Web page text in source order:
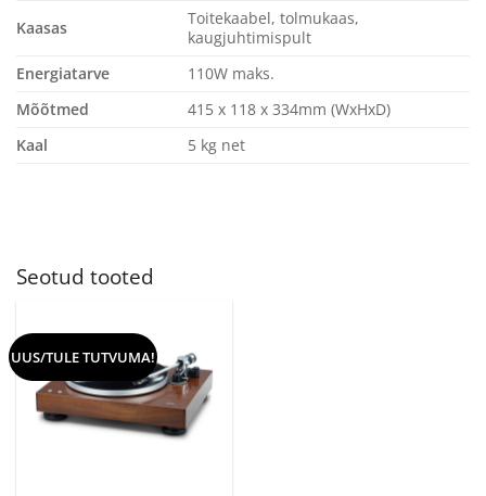
Kaasas
Toitekaabel, tolmukaas,
kaugjuhtimispult
Energiatarve
110W maks.
Mõõtmed
415 x 118 x 334mm (WxHxD)
Kaal
5 kg net
Seotud tooted
UUS/TULE TUTVUMA!